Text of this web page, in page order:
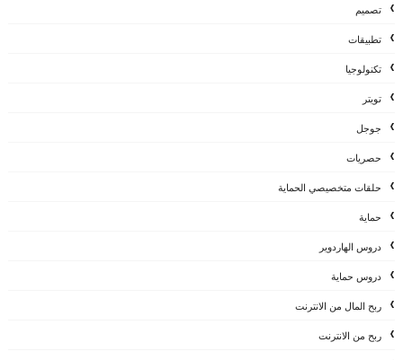
تصميم
تطبيقات
تكنولوجيا
تويتر
جوجل
حصريات
حلقات متخصيصي الحماية
حماية
دروس الهاردوير
دروس حماية
ربح المال من الانترنت
ربح من الانترنت